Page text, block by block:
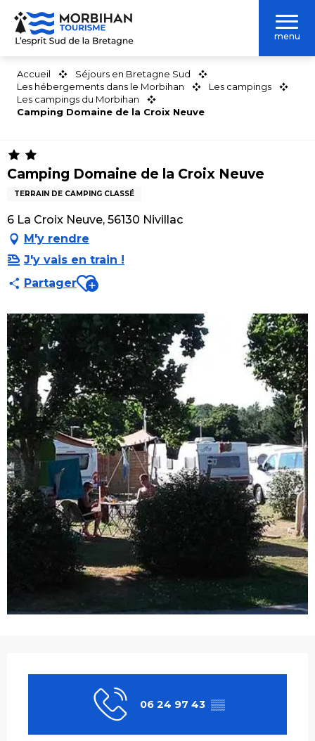
Aller
contenu
menu
Accueil
Séjours en Bretagne Sud
Les hébergements dans le Morbihan
Les campings
Les campings du Morbihan
Camping Domaine de la Croix Neuve
Camping Domaine de la Croix Neuve
TERRAIN DE CAMPING CLASSÉ
6 La Croix Neuve, 56130 Nivillac
M'y rendre
J'y vais en train !
PartagerAjouter aux favoris
06 24 97 43 ▒▒